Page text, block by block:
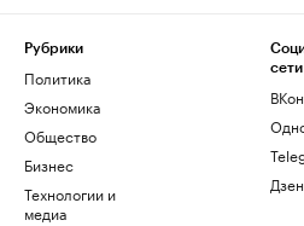
Рубрики
Политика
Экономика
Общество
Бизнес
Технологии и
медиа
сети
Дзен